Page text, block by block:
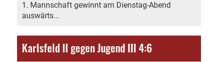
1. Mannschaft gewinnt am Dienstag-Abend
auswärts...
Karlsfeld II gegen Jugend III 4:6